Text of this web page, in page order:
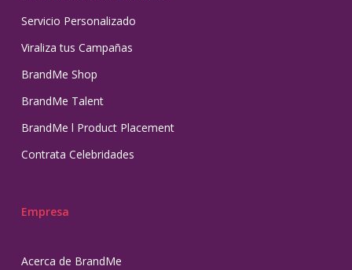
Servicio Personalizado
Viraliza tus Campañas
BrandMe Shop
BrandMe Talent
BrandMe l Product Placement
Contrata Celebridades
Empresa
Acerca de BrandMe